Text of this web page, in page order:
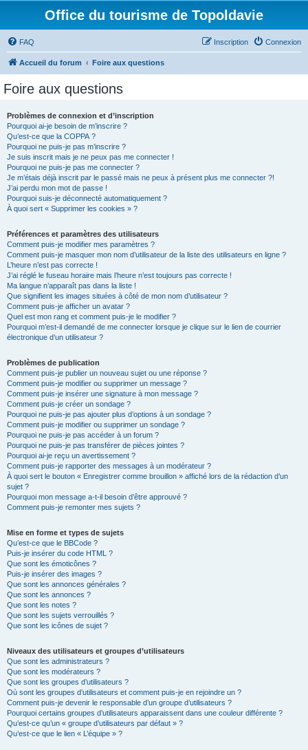
Office du tourisme de Topoldavie
FAQ Connexion
Inscription
Accueil du forum Foire aux questions
Foire aux questions
Problèmes de connexion et d’inscription
Pourquoi ai-je besoin de m’inscrire ?
Qu’est-ce que la COPPA ?
Pourquoi ne puis-je pas m’inscrire ?
Je suis inscrit mais je ne peux pas me connecter !
Pourquoi ne puis-je pas me connecter ?
Je m’étais déjà inscrit par le passé mais ne peux à présent plus me connecter ?!
J’ai perdu mon mot de passe !
Pourquoi suis-je déconnecté automatiquement ?
À quoi sert « Supprimer les cookies » ?
Préférences et paramètres des utilisateurs
Comment puis-je modifier mes paramètres ?
Comment puis-je masquer mon nom d’utilisateur de la liste des utilisateurs en ligne ?
L’heure n’est pas correcte !
J’ai réglé le fuseau horaire mais l’heure n’est toujours pas correcte !
Ma langue n’apparaît pas dans la liste !
Que signifient les images situées à côté de mon nom d’utilisateur ?
Comment puis-je afficher un avatar ?
Quel est mon rang et comment puis-je le modifier ?
Pourquoi m’est-il demandé de me connecter lorsque je clique sur le lien de courrier
électronique d’un utilisateur ?
Problèmes de publication
Comment puis-je publier un nouveau sujet ou une réponse ?
Comment puis-je modifier ou supprimer un message ?
Comment puis-je insérer une signature à mon message ?
Comment puis-je créer un sondage ?
Pourquoi ne puis-je pas ajouter plus d’options à un sondage ?
Comment puis-je modifier ou supprimer un sondage ?
Pourquoi ne puis-je pas accéder à un forum ?
Pourquoi ne puis-je pas transférer de pièces jointes ?
Pourquoi ai-je reçu un avertissement ?
Comment puis-je rapporter des messages à un modérateur ?
À quoi sert le bouton « Enregistrer comme brouillon » affiché lors de la rédaction d’un
sujet ?
Pourquoi mon message a-t-il besoin d’être approuvé ?
Comment puis-je remonter mes sujets ?
Mise en forme et types de sujets
Qu’est-ce que le BBCode ?
Puis-je insérer du code HTML ?
Que sont les émoticônes ?
Puis-je insérer des images ?
Que sont les annonces générales ?
Que sont les annonces ?
Que sont les notes ?
Que sont les sujets verrouillés ?
Que sont les icônes de sujet ?
Niveaux des utilisateurs et groupes d’utilisateurs
Que sont les administrateurs ?
Que sont les modérateurs ?
Que sont les groupes d’utilisateurs ?
Où sont les groupes d’utilisateurs et comment puis-je en rejoindre un ?
Comment puis-je devenir le responsable d’un groupe d’utilisateurs ?
Pourquoi certains groupes d’utilisateurs apparaissent dans une couleur différente ?
Qu’est-ce qu’un « groupe d’utilisateurs par défaut » ?
Qu’est-ce que le lien « L’équipe » ?